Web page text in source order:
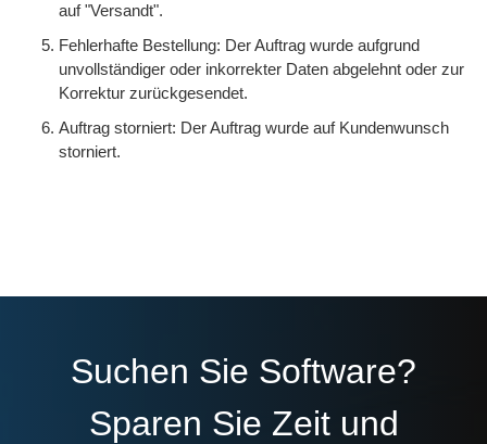
auf "Versandt".
Fehlerhafte Bestellung: Der Auftrag wurde aufgrund
unvollständiger oder inkorrekter Daten abgelehnt oder zur
Korrektur zurückgesendet.
Auftrag storniert: Der Auftrag wurde auf Kundenwunsch
storniert.
Suchen Sie Software?
Sparen Sie Zeit und